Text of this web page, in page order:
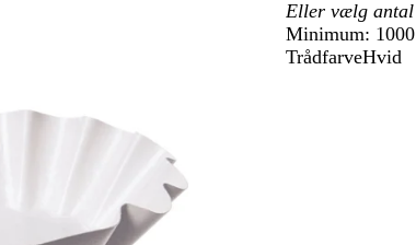
Minimum: 1000
TrådfarveHvid